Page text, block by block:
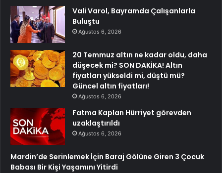
Vali Varol, Bayramda Çalışanlarla
Buluştu
Ağustos 6, 2026
20 Temmuz altın ne kadar oldu, daha
düşecek mi? SON DAKİKA! Altın
fiyatları yükseldi mi, düştü mü?
Güncel altın fiyatları!
Ağustos 6, 2026
Fatma Kaplan Hürriyet görevden
uzaklaştırıldı
Ağustos 6, 2026
Mardin’de Serinlemek İçin Baraj Gölüne Giren 3 Çocuk
Babası Bir Kişi Yaşamını Yitirdi